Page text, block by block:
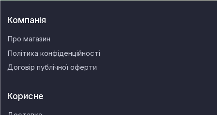
Компанія
Про магазин
Політика конфіденційності
Договір публічної оферти
Корисне